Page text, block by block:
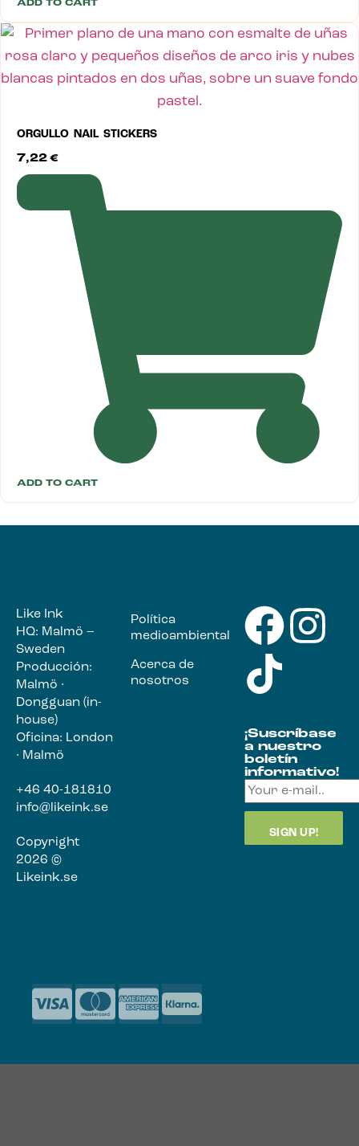
ADD TO CART
ORGULLO NAIL STICKERS
7,22 €
ADD TO CART
Like Ink
HQ: Malmö –
Sweden
Producción:
Malmö ·
Dongguan (in-
house)
Oficina: London
· Malmö
+46 40-181810
info@likeink.se
Copyright
2026 ©
Likeink.se
Política
medioambiental
Acerca de
nosotros
¡Suscríbase
a nuestro
boletín
informativo!